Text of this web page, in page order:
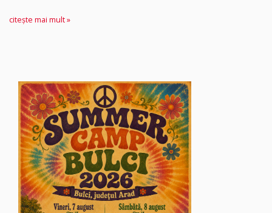
citește mai mult »